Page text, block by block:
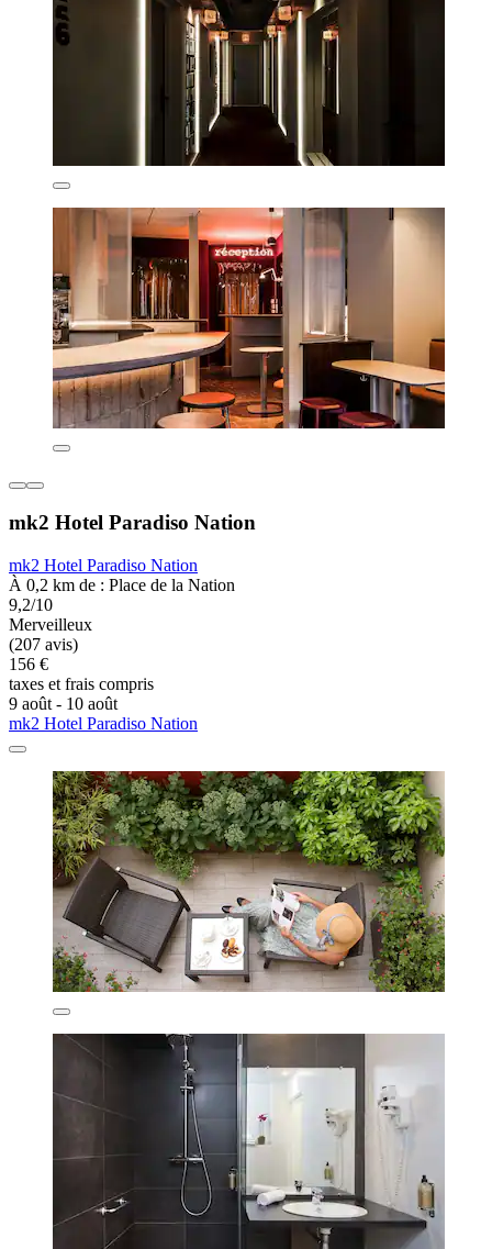
mk2 Hotel Paradiso Nation
mk2 Hotel Paradiso Nation
À 0,2 km de : Place de la Nation
9,2/10
Merveilleux
(207 avis)
156 €
taxes et frais compris
9 août - 10 août
mk2 Hotel Paradiso Nation